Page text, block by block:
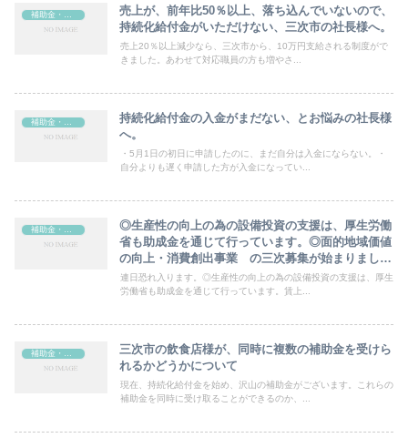
補助金・助成金
売上が、前年比50％以上、落ち込んでいないので、
持続化給付金がいただけない、三次市の社長様へ。
売上20％以上減少なら、三次市から、10万円支給される制度がで
きました。あわせて対応職員の方も増やさ...
補助金・助成金
持続化給付金の入金がまだない、とお悩みの社長様
へ。
・5月1日の初日に申請したのに、まだ自分は入金にならない。・
自分よりも遅く申請した方が入金になってい...
補助金・助成金
◎生産性の向上の為の設備投資の支援は、厚生労働
省も助成金を通じて行っています。◎面的地域価値
の向上・消費創出事業 の三次募集が始まりまし
た。￼
連日恐れ入ります。◎生産性の向上の為の設備投資の支援は、厚生
労働省も助成金を通じて行っています。賃上...
三次市の飲食店様が、同時に複数の補助金を受けら
れるかどうかについて
現在、持続化給付金を始め、沢山の補助金がございます。これらの
補助金を同時に受け取ることができるのか、...